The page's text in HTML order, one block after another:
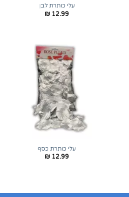
עלי כותרת לבן
₪ 12.99
עלי כותרת כסף
₪ 12.99